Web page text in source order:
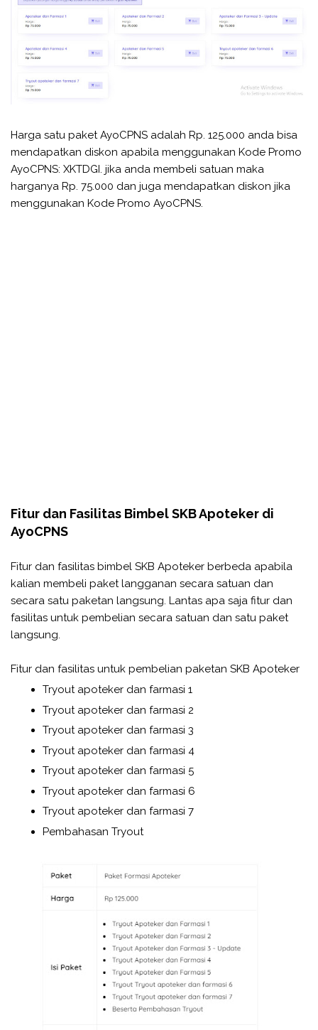
Harga satu paket AyoCPNS adalah Rp. 125.000 anda bisa
mendapatkan diskon apabila menggunakan Kode Promo
AyoCPNS: XKTDGI. jika anda membeli satuan maka
harganya Rp. 75.000 dan juga mendapatkan diskon jika
menggunakan Kode Promo AyoCPNS.
Fitur dan Fasilitas Bimbel SKB Apoteker di
AyoCPNS
Fitur dan fasilitas bimbel SKB Apoteker berbeda apabila
kalian membeli paket langganan secara satuan dan
secara satu paketan langsung. Lantas apa saja fitur dan
fasilitas untuk pembelian secara satuan dan satu paket
langsung.
Fitur dan fasilitas untuk pembelian paketan SKB Apoteker
Tryout apoteker dan farmasi 1
Tryout apoteker dan farmasi 2
Tryout apoteker dan farmasi 3
Tryout apoteker dan farmasi 4
Tryout apoteker dan farmasi 5
Tryout apoteker dan farmasi 6
Tryout apoteker dan farmasi 7
Pembahasan Tryout